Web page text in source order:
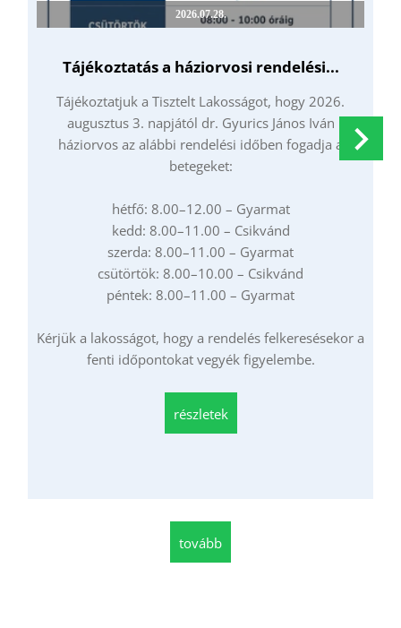
2026.07.28.
Tájékoztatás a háziorvosi rendelési...
Tájékoztatjuk a Tisztelt Lakosságot, hogy 2026.
augusztus 3. napjától dr. Gyurics János Iván
háziorvos az alábbi rendelési időben fogadja a
betegeket:
hétfő: 8.00–12.00 – Gyarmat
kedd: 8.00–11.00 – Csikvánd
szerda: 8.00–11.00 – Gyarmat
csütörtök: 8.00–10.00 – Csikvánd
péntek: 8.00–11.00 – Gyarmat
Kérjük a lakosságot, hogy a rendelés felkeresésekor a
fenti időpontokat vegyék figyelembe.
részletek
tovább